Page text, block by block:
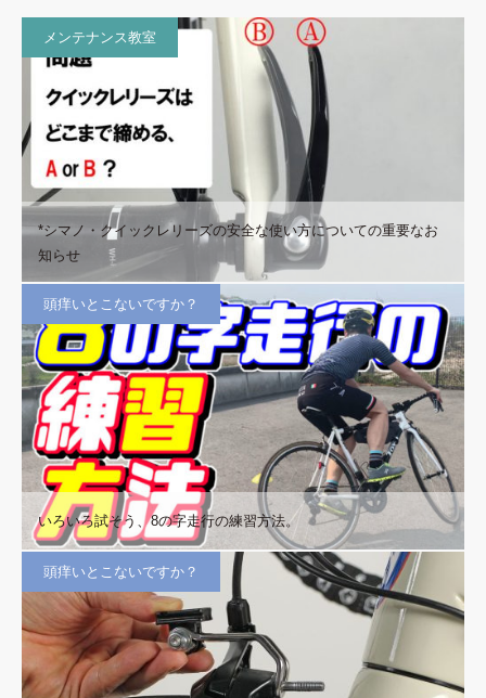
メンテナンス教室
*シマノ・クイックレリーズの安全な使い方についての重要なお
知らせ
頭痒いとこないですか？
いろいろ試そう、8の字走行の練習方法。
頭痒いとこないですか？